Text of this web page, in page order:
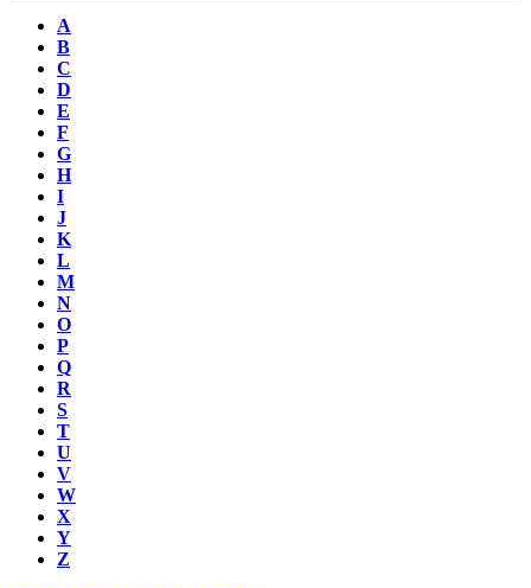
A
B
C
D
E
F
G
H
I
J
K
L
M
N
O
P
Q
R
S
T
U
V
W
X
Y
Z